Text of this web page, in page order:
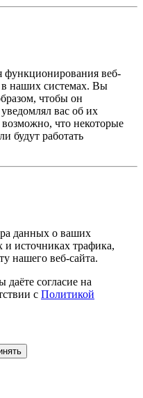
веб-
наших системах. Вы
чтобы он
вас об их
что некоторые
будут работать
данных о ваших
и источниках трафика,
нашего веб-сайта.
согласие на
с Политикой